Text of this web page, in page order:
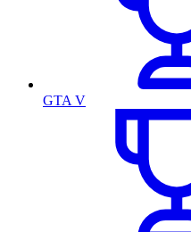
GTA V